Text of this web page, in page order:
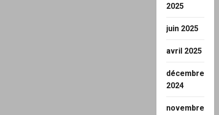
2025
juin 2025
avril 2025
décembre
2024
novembre